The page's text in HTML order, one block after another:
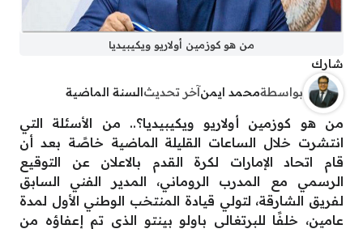
من هو كوزمين أولاريو ويكيبيديا
شارك
بواسطةمحمد ايمنآخر تحديثالسنة الماضية
من هو كوزمين أولاريو ويكيبيديا؟.. من الأسئلة التي
انتشرت خلال الساعات القليلة الماضية خاصًة بعد أن
قام اتحاد الإمارات لكرة القدم بالاعلان عن التوقيع
الرسمي مع المدرب الروماني، المدير الفني السابق
لفريق الشارقة، لتولي قيادة المنتخب الوطني الأول لمدة
عامين، خلفًا للبرتغالي باولو بينتو الذي تم إعفاؤه من